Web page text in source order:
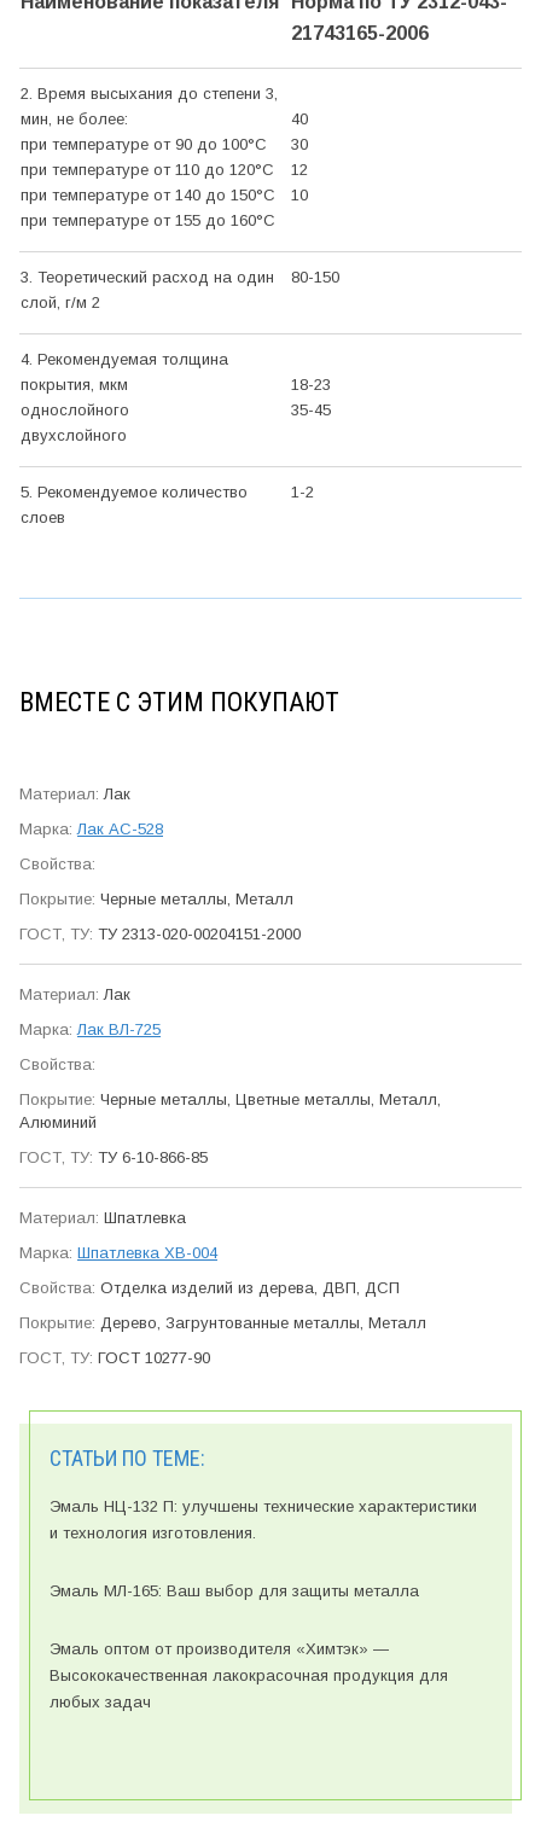
21743165-2006
2. Время высыхания до степени 3,
мин, не более:
при температуре от 90 до 100°С
при температуре от 110 до 120°С
при температуре от 140 до 150°С
при температуре от 155 до 160°С
40
30
12
10
3. Теоретический расход на один
слой, г/м 2
80-150
4. Рекомендуемая толщина
покрытия, мкм
однослойного
двухслойного
18-23
35-45
5. Рекомендуемое количество
слоев
1-2
ВМЕСТЕ С ЭТИМ ПОКУПАЮТ
Лак
Лак АС-528
Черные металлы, Металл
ТУ 2313-020-00204151-2000
Лак
Лак ВЛ-725
Черные металлы, Цветные металлы, Металл,
Алюминий
ТУ 6-10-866-85
Шпатлевка
Шпатлевка ХВ-004
Отделка изделий из дерева, ДВП, ДСП
Дерево, Загрунтованные металлы, Металл
ГОСТ 10277-90
СТАТЬИ ПО ТЕМЕ:
Эмаль НЦ-132 П: улучшены технические характеристики
и технология изготовления.
Эмаль МЛ-165: Ваш выбор для защиты металла
Эмаль оптом от производителя «Химтэк» —
Высококачественная лакокрасочная продукция для
любых задач